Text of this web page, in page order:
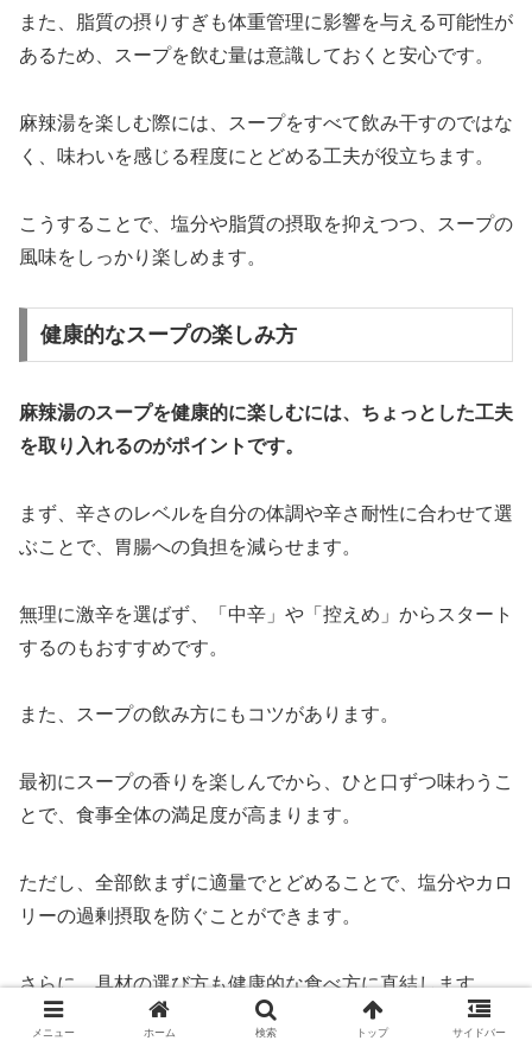
また、脂質の摂りすぎも体重管理に影響を与える可能性が
あるため、スープを飲む量は意識しておくと安心です。
麻辣湯を楽しむ際には、スープをすべて飲み干すのではな
く、味わいを感じる程度にとどめる工夫が役立ちます。
こうすることで、塩分や脂質の摂取を抑えつつ、スープの
風味をしっかり楽しめます。
健康的なスープの楽しみ方
麻辣湯のスープを健康的に楽しむには、ちょっとした工夫
を取り入れるのがポイントです。
まず、辛さのレベルを自分の体調や辛さ耐性に合わせて選
ぶことで、胃腸への負担を減らせます。
無理に激辛を選ばず、「中辛」や「控えめ」からスタート
するのもおすすめです。
また、スープの飲み方にもコツがあります。
最初にスープの香りを楽しんでから、ひと口ずつ味わうこ
とで、食事全体の満足度が高まります。
ただし、全部飲まずに適量でとどめることで、塩分やカロ
リーの過剰摂取を防ぐことができます。
さらに、具材の選び方も健康的な食べ方に直結します。
メニュー ホーム 検索 トップ サイドバー